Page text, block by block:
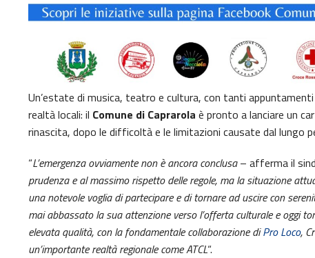
Un’estate di musica, teatro e cultura, con tanti
realtà locali: il Comune di Caprarola è pronto a lanciare un
rinascita, dopo le difficoltà e le limitazioni causate dal lungo
“L’emergenza ovviamente non è ancora conclusa– afferma il
prudenza e al massimo rispetto delle regole, ma la situazione
una notevole voglia di partecipare e di tornare ad uscire con
mai abbassato la sua attenzione verso l’offerta culturale e oggi
elevata qualità, con la fondamentale collaborazione diPro Loco,
un’importante realtà regionale come ATCL“.